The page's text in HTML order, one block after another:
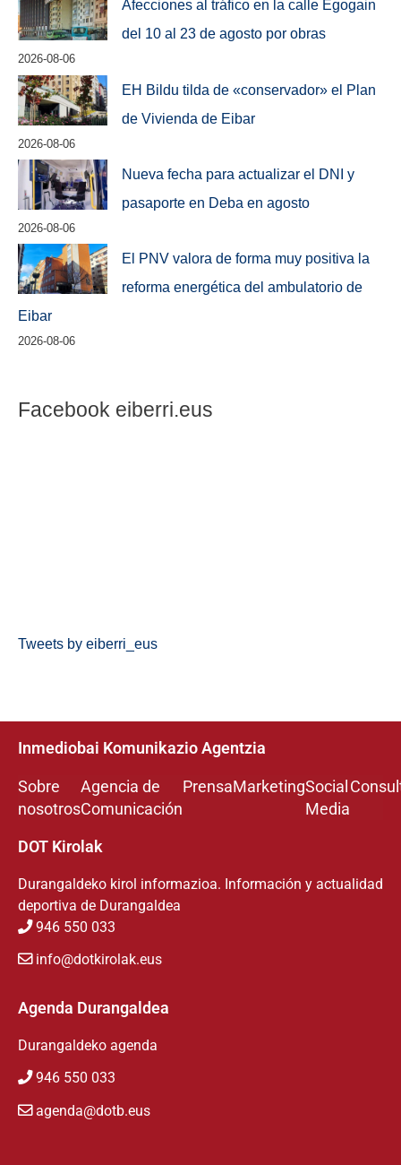
Afecciones al tráfico en la calle Egogain
del 10 al 23 de agosto por obras
2026-08-06
EH Bildu tilda de «conservador» el Plan
de Vivienda de Eibar
2026-08-06
Nueva fecha para actualizar el DNI y
pasaporte en Deba en agosto
2026-08-06
El PNV valora de forma muy positiva la
reforma energética del ambulatorio de
Eibar
2026-08-06
Facebook eiberri.eus
Tweets by eiberri_eus
Inmediobai Komunikazio Agentzia
Sobre
nosotros
Agencia de
Comunicación
PrensaMarketingSocial
Media
DOT Kirolak
Durangaldeko kirol informazioa. Información y actualidad
deportiva de Durangaldea
946 550 033
info@dotkirolak.eus
Agenda Durangaldea
Durangaldeko agenda
946 550 033
agenda@dotb.eus